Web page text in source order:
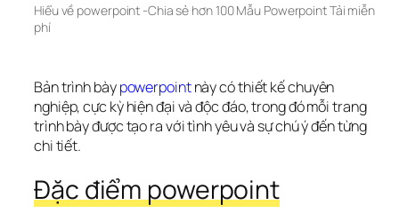
Hiểu về powerpoint -Chia sẻ hơn 100 Mẫu Powerpoint Tải miễn
phí
Bản trình bày powerpoint này có thiết kế chuyên
nghiệp, cực kỳ hiện đại và độc đáo, trong đó mỗi trang
trình bày được tạo ra với tình yêu và sự chú ý đến từng
chi tiết.
Đặc điểm powerpoint